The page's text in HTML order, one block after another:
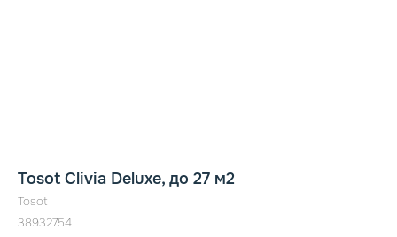
Tosot Clivia Deluxe, до 27 м2
Tosot
38932754